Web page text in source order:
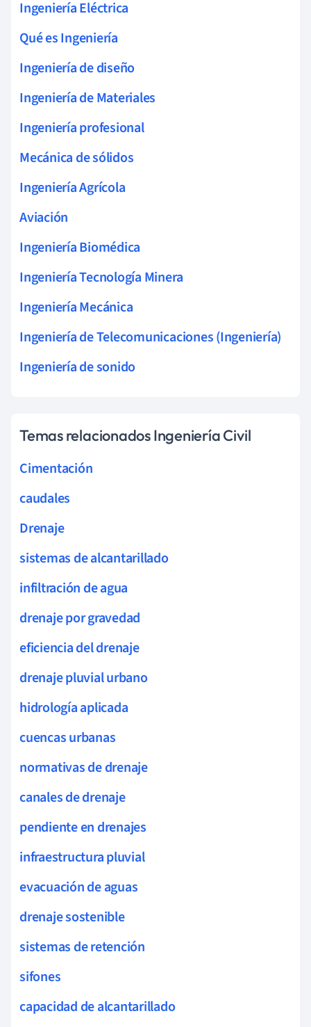
Ingeniería Eléctrica
Qué es Ingeniería
Ingeniería de diseño
Ingeniería de Materiales
Ingeniería profesional
Mecánica de sólidos
Ingeniería Agrícola
Aviación
Ingeniería Biomédica
Ingeniería Tecnología Minera
Ingeniería Mecánica
Ingeniería de Telecomunicaciones (Ingeniería)
Ingeniería de sonido
Temas relacionados Ingeniería Civil
Cimentación
caudales
Drenaje
sistemas de alcantarillado
infiltración de agua
drenaje por gravedad
eficiencia del drenaje
drenaje pluvial urbano
hidrología aplicada
cuencas urbanas
normativas de drenaje
canales de drenaje
pendiente en drenajes
infraestructura pluvial
evacuación de aguas
drenaje sostenible
sistemas de retención
sifones
capacidad de alcantarillado